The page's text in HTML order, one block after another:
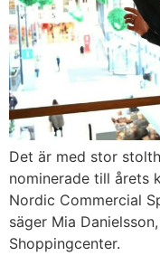
Det är med stor
nominerade till årets
Nordic Commercial
säger Mia
Shoppingcenter.